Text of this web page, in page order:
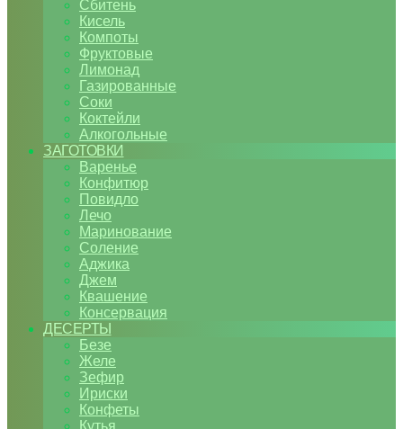
Сбитень
Кисель
Компоты
Фруктовые
Лимонад
Газированные
Соки
Коктейли
Алкогольные
ЗАГОТОВКИ
Варенье
Конфитюр
Повидло
Лечо
Маринование
Соление
Аджика
Джем
Квашение
Консервация
ДЕСЕРТЫ
Безе
Желе
Зефир
Ириски
Конфеты
Кутья